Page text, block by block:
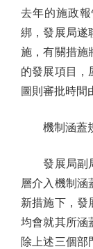
去年的施政
綁，發展局遂
施，有關措施
的發展項目，
圖則審批時間
機制涵蓋規
發展局副局
層介入機制涵
新措施下，發
均會就其所涵
除上述三個部